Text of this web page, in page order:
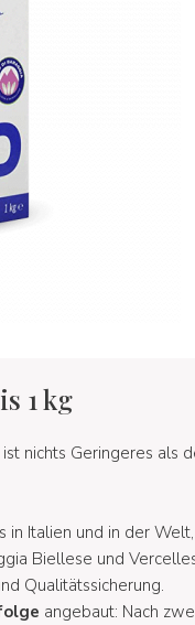
1 kg
nichts Geringeres als
in Italien und in der
Biellese und
Qualitätssicherung.
angebaut: Nach